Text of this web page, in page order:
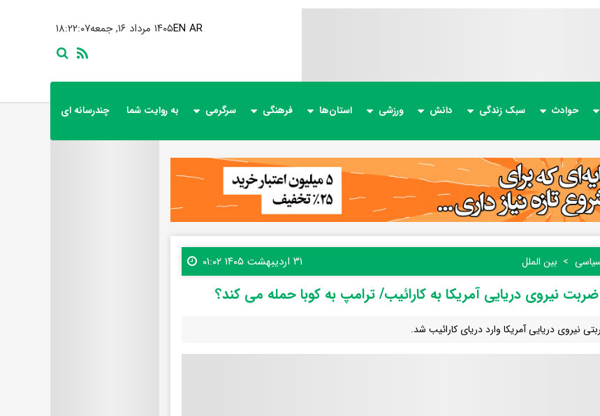
۱۸:۲۲:۰۹ ۱۴۰۵ مرداد ۱۶, جمعهEN AR
حوادث سبک زندگی دانش ورزشی استان‌ها فرهنگی سرگرمی به روایت شما چندرسانه ای
بین الملل ۳۱ اردیبهشت ۱۴۰۵ ۰۱:۰۲
نیروی دریایی آمریکا به کارائیب/ ترامپ به کوبا حمله می کند؟
نیروی دریایی آمریکا وارد دریای کارائیب شد.